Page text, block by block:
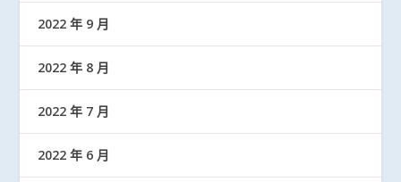
2022 年 9 月
2022 年 8 月
2022 年 7 月
2022 年 6 月